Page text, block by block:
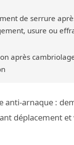
de serrure
usure ou
après
anti-arnaque :
déplacement